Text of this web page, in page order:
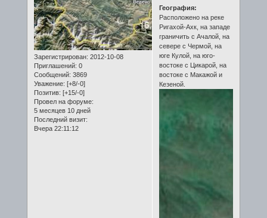
Зарегистрирован: 2012-10-08
Приглашений: 0
Сообщений: 3869
Уважение: [+8/-0]
Позитив: [+15/-0]
Провел на форуме:
5 месяцев 10 дней
Последний визит:
Вчера 22:11:12
География:
Расположено на реке
Ригахой-Ахк, на западе
граничить с Ачалой, на
севере с Чермой, на
юге Кулой, на юго-
востоке с Цикарой, на
востоке с Макажой и
Кезеной.